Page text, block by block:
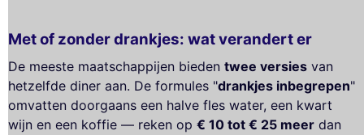
Met of zonder drankjes: wat verandert er
De meeste maatschappijen bieden twee versies van
hetzelfde diner aan. De formules "drankjes inbegrepen"
omvatten doorgaans een halve fles water, een kwart
wijn en een koffie — reken op € 10 tot € 25 meer dan